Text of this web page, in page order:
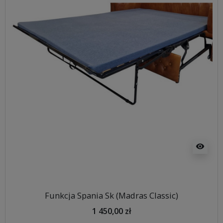
visibility
Funkcja Spania Sk (Madras Classic)
1 450,00 zł